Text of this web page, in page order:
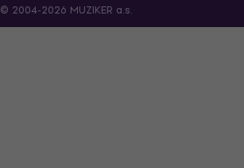
© 2004-2026 MUZIKER a.s.